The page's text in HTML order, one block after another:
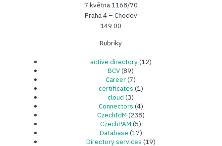
7.května 1168/70
Praha 4 – Chodov
149 00
Rubriky
active directory(12)
BCV(89)
Career(7)
certificates (1)
cloud (3)
Connectors (4)
CzechIdM (238)
CzechPAM (5)
Database (17)
Directory services (19)